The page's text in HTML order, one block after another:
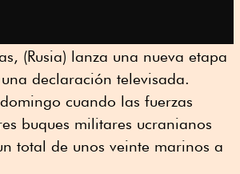
(Rusia) lanza una nueva etapa
declaración televisada.
cuando las fuerzas
buques militares ucranianos
total de unos veinte marinos a